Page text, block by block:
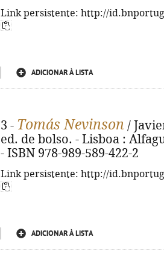
Link persistente: http://
ADICIONAR À LISTA
3 - Tomás Nevinson /
ed. de bolso. - Lisboa :
- ISBN 978-989-589-422-2
Link persistente: http://
ADICIONAR À LISTA